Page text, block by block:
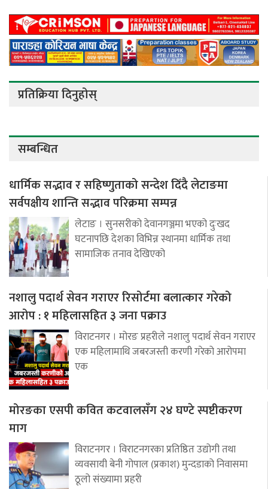
प्रतिक्रिया दिनुहोस्
सम्बन्धित
धार्मिक सद्भाव र सहिष्णुताको सन्देश दिँदै लेटाङमा
सर्वपक्षीय शान्ति सद्भाव परिक्रमा सम्पन्न
लेटाङ । सुनसरीको देवानगञ्जमा भएको दुःखद
घटनापछि देशका विभिन्न स्थानमा धार्मिक तथा
सामाजिक तनाव देखिएको
नशालु पदार्थ सेवन गराएर रिसोर्टमा बलात्कार गरेको
आरोप : १ महिलासहित ३ जना पक्राउ
विराटनगर । मोरङ प्रहरीले नशालु पदार्थ सेवन गराएर
एक महिलामाथि जबरजस्ती करणी गरेको आरोपमा
एक
मोरङका एसपी कवित कटवालसँग २४ घण्टे स्पष्टीकरण
माग
विराटनगर । विराटनगरका प्रतिष्ठित उद्योगी तथा
व्यवसायी बेनी गोपाल (प्रकाश) मुन्दडाको निवासमा
ठूलो संख्यामा प्रहरी